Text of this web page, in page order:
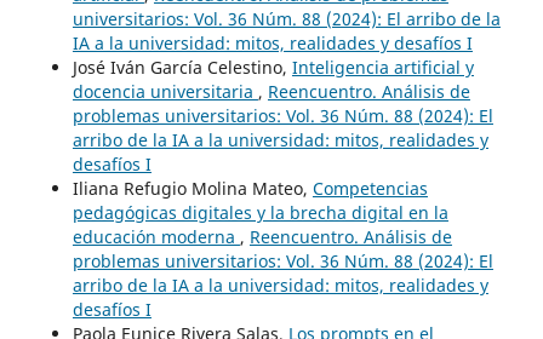
universitarios: Vol. 36 Núm. 88 (2024): El arribo de la
IA a la universidad: mitos, realidades y desafíos I
José Iván García Celestino, Inteligencia artificial y
docencia universitaria , Reencuentro. Análisis de
problemas universitarios: Vol. 36 Núm. 88 (2024): El
arribo de la IA a la universidad: mitos, realidades y
desafíos I
Iliana Refugio Molina Mateo, Competencias
pedagógicas digitales y la brecha digital en la
educación moderna , Reencuentro. Análisis de
problemas universitarios: Vol. 36 Núm. 88 (2024): El
arribo de la IA a la universidad: mitos, realidades y
desafíos I
Paola Eunice Rivera Salas, Los prompts en el